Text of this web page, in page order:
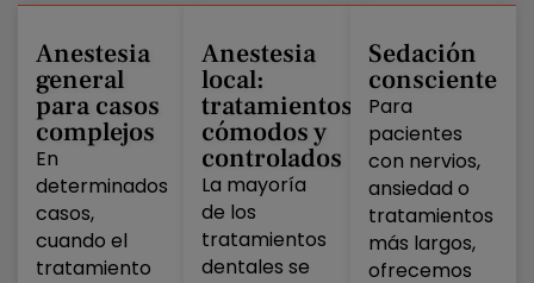
Anestesia
general
para casos
complejos
En
determinados
casos,
cuando el
tratamiento
Anestesia
local:
tratamientos
cómodos y
controlados
La mayoría
de los
tratamientos
dentales se
Sedación
consciente
Para
pacientes
con nervios,
ansiedad o
tratamientos
más largos,
ofrecemos